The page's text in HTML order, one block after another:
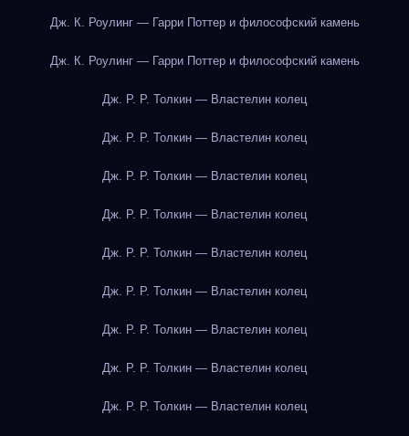
Дж. К. Роулинг — Гарри Поттер и философский камень
Дж. К. Роулинг — Гарри Поттер и философский камень
Дж. Р. Р. Толкин — Властелин колец
Дж. Р. Р. Толкин — Властелин колец
Дж. Р. Р. Толкин — Властелин колец
Дж. Р. Р. Толкин — Властелин колец
Дж. Р. Р. Толкин — Властелин колец
Дж. Р. Р. Толкин — Властелин колец
Дж. Р. Р. Толкин — Властелин колец
Дж. Р. Р. Толкин — Властелин колец
Дж. Р. Р. Толкин — Властелин колец